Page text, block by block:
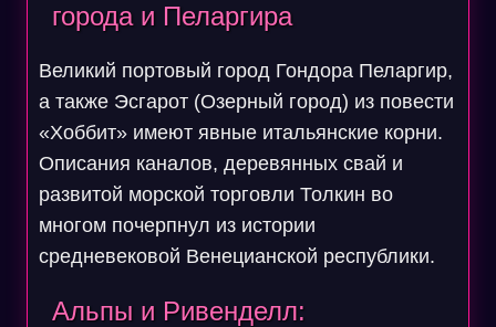
города и Пеларгира
Великий портовый город Гондора Пеларгир,
а также Эсгарот (Озерный город) из повести
«Хоббит» имеют явные итальянские корни.
Описания каналов, деревянных свай и
развитой морской торговли Толкин во
многом почерпнул из истории
средневековой Венецианской республики.
Альпы и Ривенделл: